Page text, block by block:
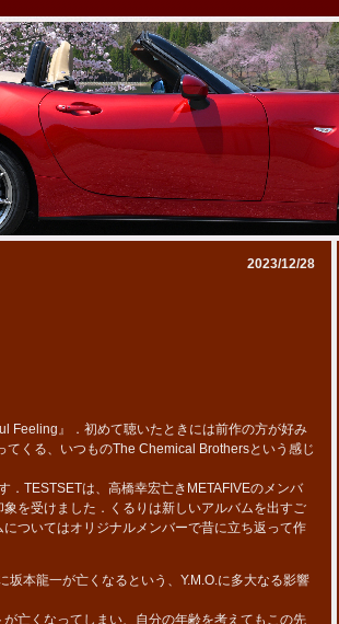
2023/12/28
Feeling』．初めて聴いたときには前作の方が好み
くる、いつものThe Chemical Brothersという感じ
TESTSETは、高橋幸宏亡きMETAFIVEのメンバ
を受けました．くるりは新しいアルバムを出すご
ついてはオリジナルメンバーで昔に立ち返って作
本龍一が亡くなるという、Y.M.O.に多大なる影響
亡くなってしまい、自分の年齢を考えてもこの先